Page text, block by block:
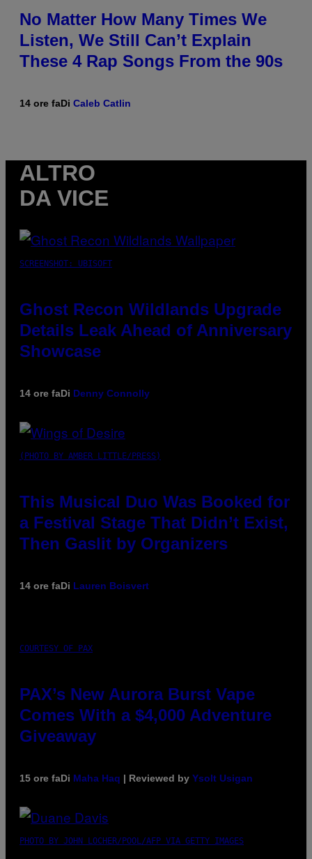
No Matter How Many Times We
Listen, We Still Can’t Explain
These 4 Rap Songs From the 90s
14 ore faDi Caleb Catlin
ALTRO
DA VICE
SCREENSHOT: UBISOFT
Ghost Recon Wildlands Upgrade
Details Leak Ahead of Anniversary
Showcase
14 ore faDi Denny Connolly
(PHOTO BY AMBER LITTLE/PRESS)
This Musical Duo Was Booked for
a Festival Stage That Didn’t Exist,
Then Gaslit by Organizers
14 ore faDi Lauren Boisvert
COURTESY OF PAX
PAX’s New Aurora Burst Vape
Comes With a $4,000 Adventure
Giveaway
15 ore faDi Maha Haq | Reviewed by Ysolt Usigan
PHOTO BY JOHN LOCHER/POOL/AFP VIA GETTY IMAGES